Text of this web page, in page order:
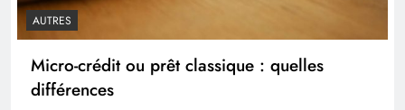
AUTRES
Micro-crédit ou prêt classique : quelles
différences